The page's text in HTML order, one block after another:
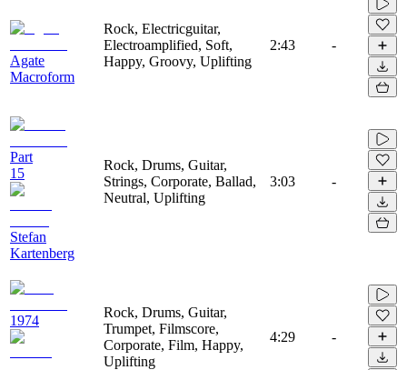
Agate
Macroform
Rock, Electricguitar,
Electroamplified, Soft,
Happy, Groovy, Uplifting
2:43 -
Part
15
Stefan
Kartenberg
Rock, Drums, Guitar,
Strings, Corporate, Ballad,
Neutral, Uplifting
3:03 -
1974
Rock, Drums, Guitar,
Trumpet, Filmscore,
Corporate, Film, Happy,
Uplifting
4:29 -